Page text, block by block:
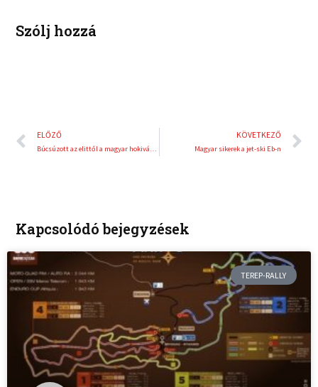
Szólj hozzá
Előző
ELŐZŐ
Búcsúzott az elittől a magyar hokiválogatott
KÖVETKEZŐ
Magyar sikerek a jet-ski Eb-n
Kapcsolódó bejegyzések
TEREP-RALLY